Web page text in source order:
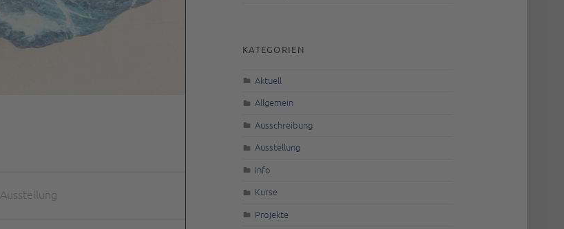
Ausstellung
KATEGORIEN
Aktuell
Allgemein
Ausschreibung
Ausstellung
Info
Kurse
Projekte